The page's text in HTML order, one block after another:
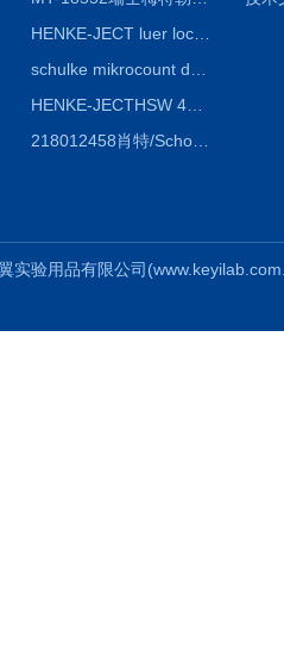
HENKE-JECT luer lock鲁尔锁注射器 4200-X00V0 20mL（24ml）
HENKE-JECTHSW 4020.X00V0 2ml（3mL）鲁尔锁注射器
218012458肖特/Schott duran蓝盖试剂瓶100ml，透明
实验用品有限公司